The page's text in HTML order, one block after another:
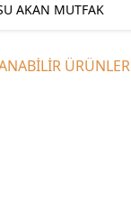
AKAN MUTFAK
ÜRÜNLER